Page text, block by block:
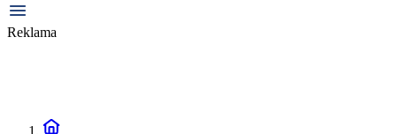
Reklama